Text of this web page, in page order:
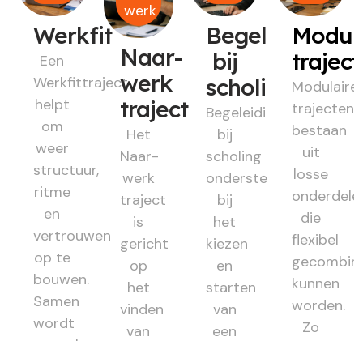
Werkfit
Een
Werkfittraject
helpt
om
weer
structuur,
ritme
en
vertrouwen
op te
bouwen.
Samen
wordt
werk
Naar-
werk
traject
Het
Naar-
werk
traject
is
gericht
op
het
vinden
van
Begeleiding
bij
scholing
Begeleiding
bij
scholing
ondersteunt
bij
het
kiezen
en
starten
van
een
Modulaire
trajecten
bestaan
uit
losse
die
flexibel
kunnen
worden.
Zo